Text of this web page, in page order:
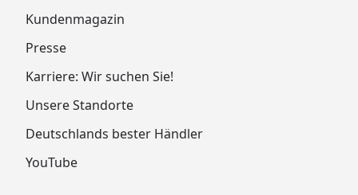
Kundenmagazin
Presse
Karriere: Wir suchen Sie!
Unsere Standorte
Deutschlands bester Händler
YouTube